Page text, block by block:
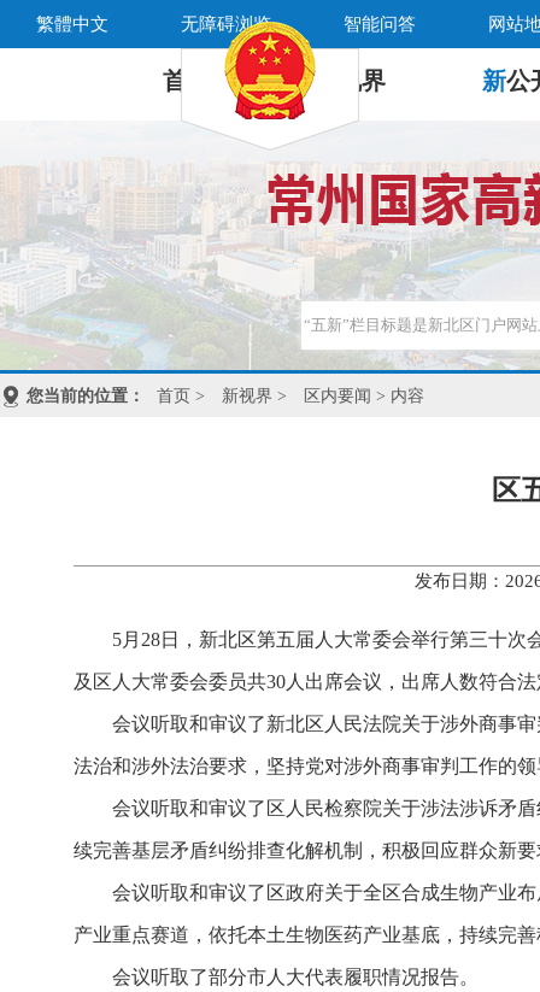
繁體中文 无障碍浏览 智能问答 网站
首 页 新 视界 新公
您当前的位置： 首页 > 新视界 > 区内要闻 > 内容
区
发布日期：
5月28日，新北区第五届人大常委会举行第三十
及区人大常委会委员共30人出席会议，出席人数符合
会议听取和审议了新北区人民法院关于涉外商事
法治和涉外法治要求，坚持党对涉外商事审判工作的
会议听取和审议了区人民检察院关于涉法涉诉矛
续完善基层矛盾纠纷排查化解机制，积极回应群众新
会议听取和审议了区政府关于全区合成生物产业
产业重点赛道，依托本土生物医药产业基底，持续完
会议听取了部分市人大代表履职情况报告。